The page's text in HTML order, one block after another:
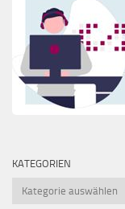
KATEGORIEN
Kategorien